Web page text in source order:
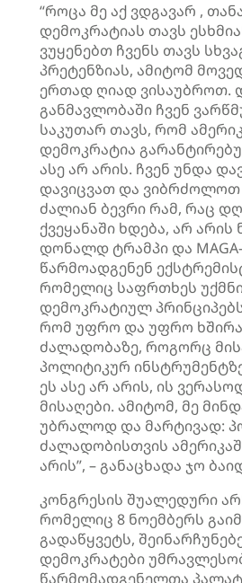
“როცა მე აქ ვდგავარ ,
დემოკრატიას თავს
ვუყენებთ ჩვენს თავს
პრეტენზიას, ამიტომ
ერთად ღიად ვისაუბროთ.
განმავლობაში ჩვენ
საკუთარ თავს, რომ
დემოკრატია
ასე არ არის. ჩვენ უნდა
დავიცვათ და ვიბრძოლოთ
ძალიან ბევრი რამ, რაც
ქვეყანაში ხდება, არ
დონალდ ტრამპი და
წარმოადგენენ
რომელიც საფრთხეს
დემოკრატიულ
რომ უფრო და უფრო
ძალადობაზე, როგორც
პოლიტიკურ ინსტრუმენტზე
ეს ასე არ არის, ის
მისაღები. ამიტომ, მე
უბრალოდ და მარტივად:
ძალადობისთვის
არის”, – განაცხადა ჯო
კონგრესის შუალედური
რომელიც 8 ნოემბერს
გადაწყვეტს,
დემოკრატები
წარმომადგენელთა